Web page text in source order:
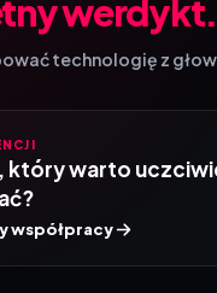
werdykt.
technologię z
który warto
współpracy